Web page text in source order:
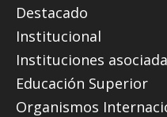
Destacado
Institucional
Instituciones
Educación Superior
Organismos